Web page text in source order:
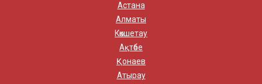
Астана
Алматы
Көкшетау
Ақтөбе
Қонаев
Атырау